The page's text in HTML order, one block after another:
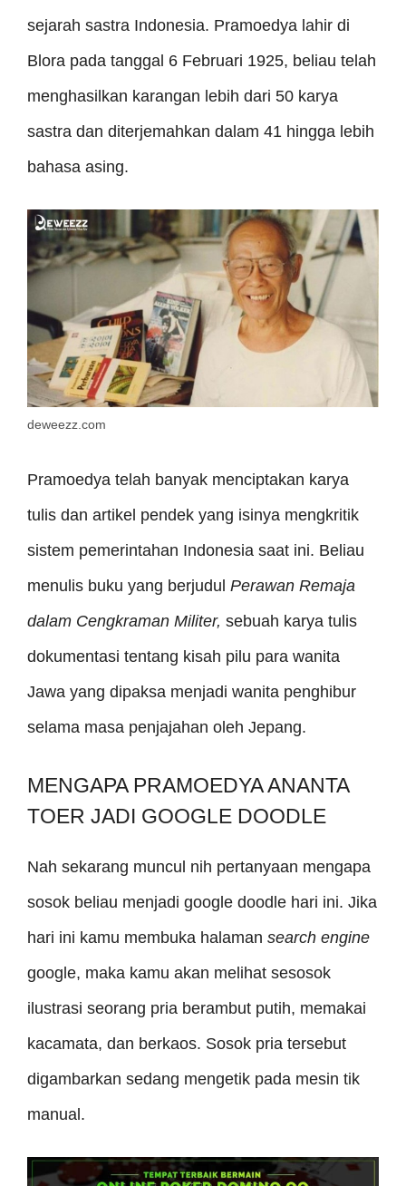
sejarah sastra Indonesia. Pramoedya lahir di
Blora pada tanggal 6 Februari 1925, beliau telah
menghasilkan karangan lebih dari 50 karya
sastra dan diterjemahkan dalam 41 hingga lebih
bahasa asing.
deweezz.com
Pramoedya telah banyak menciptakan karya
tulis dan artikel pendek yang isinya mengkritik
sistem pemerintahan Indonesia saat ini. Beliau
menulis buku yang berjudul Perawan Remaja
dalam Cengkraman Militer, sebuah karya tulis
dokumentasi tentang kisah pilu para wanita
Jawa yang dipaksa menjadi wanita penghibur
selama masa penjajahan oleh Jepang.
MENGAPA PRAMOEDYA ANANTA
TOER JADI GOOGLE DOODLE
Nah sekarang muncul nih pertanyaan mengapa
sosok beliau menjadi google doodle hari ini. Jika
hari ini kamu membuka halaman search engine
google, maka kamu akan melihat sesosok
ilustrasi seorang pria berambut putih, memakai
kacamata, dan berkaos. Sosok pria tersebut
digambarkan sedang mengetik pada mesin tik
manual.